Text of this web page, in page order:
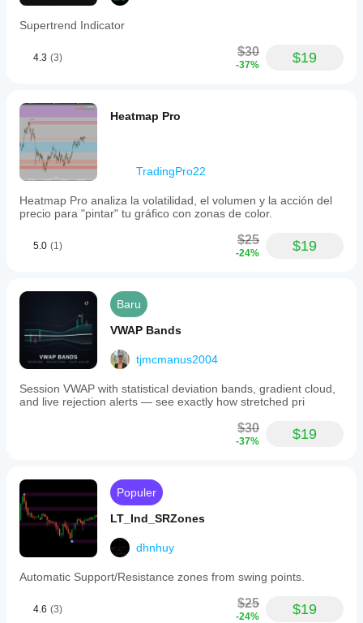
Supertrend Indicator
4.3 (3) $30
-37% $19
Heatmap Pro
TradingPro22
Heatmap Pro analiza la volatilidad, el volumen y la acción del
precio para "pintar" tu gráfico con zonas de color.
5.0 (1) $25
-24% $19
Baru
VWAP Bands
tjmcmanus2004
Session VWAP with statistical deviation bands, gradient cloud,
and live rejection alerts — see exactly how stretched pri
$30
-37% $19
Populer
LT_Ind_SRZones
dhnhuy
Automatic Support/Resistance zones from swing points.
4.6 (3) $25
-24% $19